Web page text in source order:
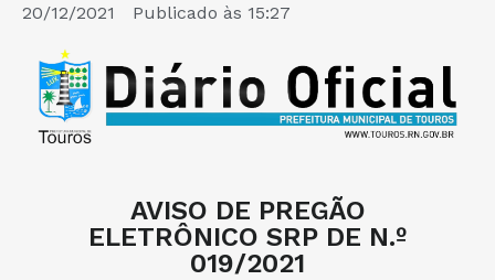
20/12/2021 Publicado às 15:27
AVISO DE PREGÃO
ELETRÔNICO SRP DE N.º
019/2021
E-SIC
PERGUNTAS FREQUENTES